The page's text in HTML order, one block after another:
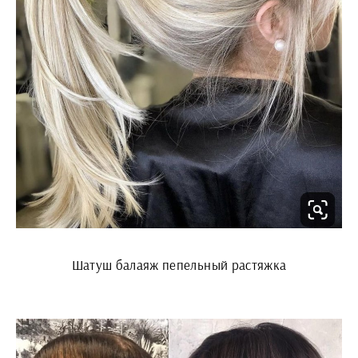
Шатуш балаяж пепельный растяжка